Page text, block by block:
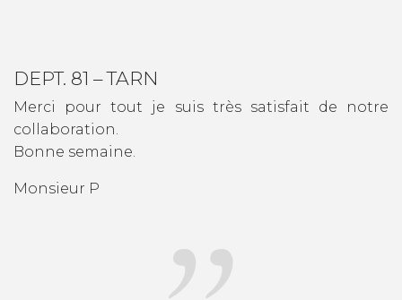
DEPT. 81 – TARN
Merci pour tout je suis très satisfait de notre
collaboration.
Bonne semaine.
Monsieur P